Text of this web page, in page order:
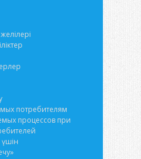
потребителям
процессов при